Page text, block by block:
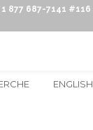
1 877 687-7141 #116
ENGLISH